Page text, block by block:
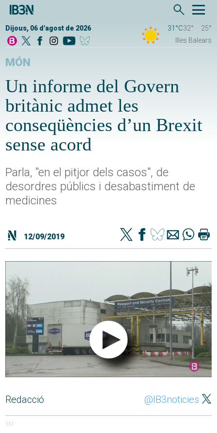
Dijous, 06 d'agost de 2026 31°C32°
25°
Illes Balears
MÓN
Un informe del Govern
britànic admet les
conseqüències d’un Brexit
sense acord
Parla, "en el pitjor dels casos", de
desordres públics i desabastiment de
medicines
12/09/2019
Redacció @IB3noticies
151